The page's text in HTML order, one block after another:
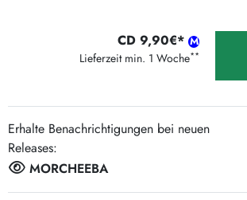
CD 9,90€*
Lieferzeit min. 1 Woche**
Erhalte Benachrichtigungen bei neuen
Releases:
MORCHEEBA